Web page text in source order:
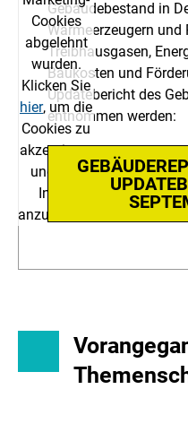
Cookies
abgelehnt
wurden.
Klicken Sie
hier, um die
Cookies zu
akzeptieren
und den
Inhalt
anzuzeigen!
Gebäudebestand in
Wärmeerzeugern
Treibhausgasen,
Baukosten und
Updatebericht des
entnommen werden: